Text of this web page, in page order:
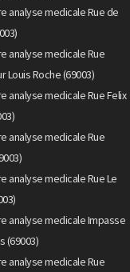
analyse medicale Rue de
analyse medicale Rue
Louis Roche (69003)
analyse medicale Rue Felix
analyse medicale Rue
analyse medicale Rue Le
analyse medicale Impasse
(69003)
analyse medicale Rue